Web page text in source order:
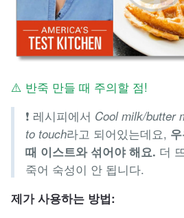
⚠️ 반죽 만들 때 주의할 점!
❗ 레시피에서 Cool milk/butter
to touch라고 되어있는데요,
때 이스트와 섞어야 해요. 더
죽어 숙성이 안 됩니다.
제가 사용하는 방법: